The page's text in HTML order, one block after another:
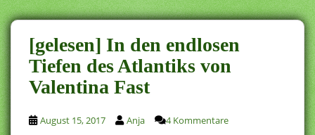
[gelesen] In den endlosen
Tiefen des Atlantiks von
Valentina Fast
August 15, 2017 Anja 4 Kommentare